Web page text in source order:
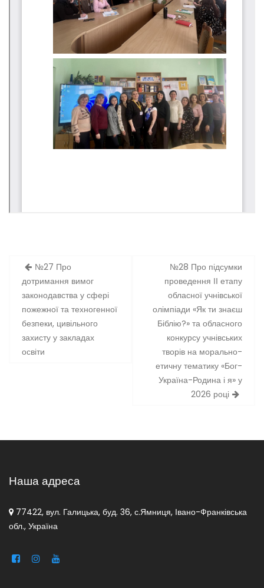
Навігація
записів
№27 Про
дотримання вимог
законодавства у сфері
пожежної та техногенної
безпеки, цивільного
захисту у закладах
освіти
№28 Про підсумки
проведення ІІ етапу
обласної учнівської
олімпіади «Як ти знаєш
Біблію?» та обласного
конкурсу учнівських
творів на морально-
етичну тематику «Бог-
Україна-Родина і я» у
2026 році
Наша адреса
77422, вул. Галицька, буд. 36, с.Ямниця, Івано-Франківська
обл., Україна